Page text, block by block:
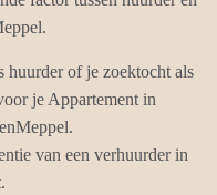
huurder of je zoektocht als
je Appartement in
van een verhuurder in